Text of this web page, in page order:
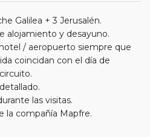
Galilea + 3 Jerusalén.
alojamiento y desayuno.
/ aeropuerto siempre que
coincidan con el día de
las visitas.
la compañía Mapfre.